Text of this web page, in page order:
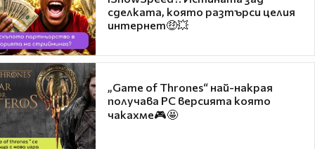
сделката, която разтърси целия
интернет🤑💥
„Game of Thrones“ най-накрая
получава PC версията която
чакахме🎮🤩